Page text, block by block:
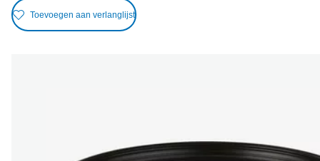
Toevoegen aan verlanglijst